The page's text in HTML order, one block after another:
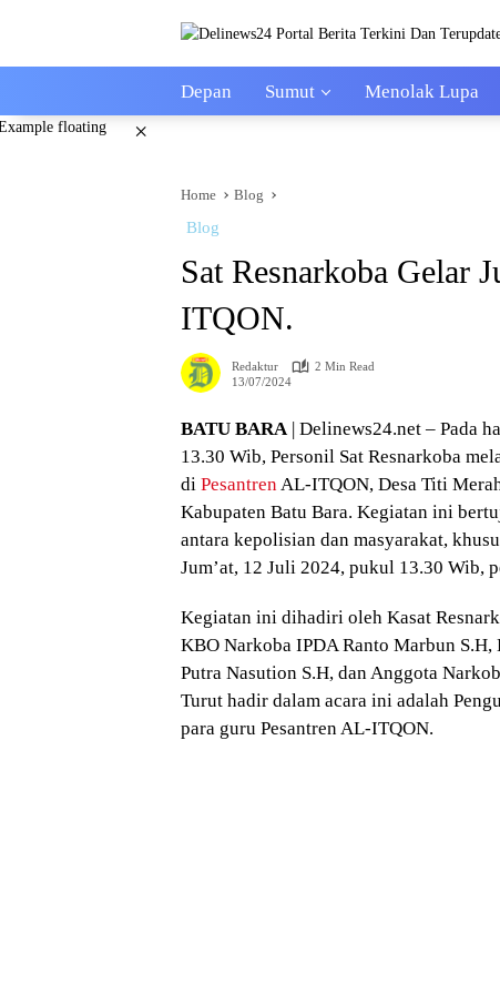
Depan Sumut Menolak Lupa
×
Home Blog
Blog
Sat Resnarkoba Gelar
ITQON.
Redaktur
2 Min Read
13/07/2024
BATU BARA| Delinews24.net – Pada
13.30 Wib, Personil Sat Resnarkoba
di PesantrenAL-ITQON, Desa Titi
Kabupaten Batu Bara. Kegiatan ini
antara kepolisian dan masyarakat,
Jum’at, 12 Juli 2024, pukul 13.30 Wib,
Kegiatan ini dihadiri oleh Kasat
KBO Narkoba IPDA Ranto Marbun
Putra Nasution S.H, dan Anggota
Turut hadir dalam acara ini adalah
para guru Pesantren AL-ITQON.